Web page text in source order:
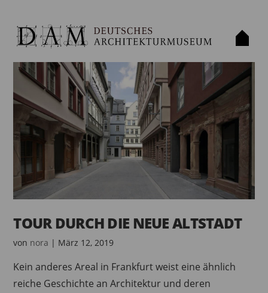
TOUR DURCH DIE NEUE ALTSTADT
von nora | März 12, 2019
Kein anderes Areal in Frankfurt weist eine ähnlich
reiche Geschichte an Architektur und deren